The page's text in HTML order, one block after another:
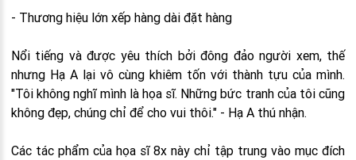
- Thương hiệu lớn xếp hàng dài đặt hàng
Nổi tiếng và được yêu thích bởi đông đảo người xem, thế
nhưng Hạ A lại vô cùng khiêm tốn với thành tựu của mình.
"Tôi không nghĩ mình là họa sĩ. Những bức tranh của tôi cũng
không đẹp, chúng chỉ để cho vui thôi." - Hạ A thú nhận.
Các tác phẩm của họa sĩ 8x này chỉ tập trung vào mục đích